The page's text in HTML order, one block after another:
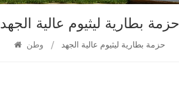
حزمة بطارية ليثيوم عالية الجهد
وطن / حزمة بطارية ليثيوم عالية الجهد